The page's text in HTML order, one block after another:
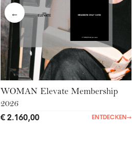
←
WOMAN Elevate Membership
2026
€ 2.160,00 ENTDECKEN→